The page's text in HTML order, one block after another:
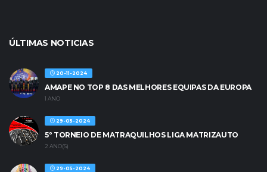
ÚLTIMAS NOTICIAS
20-11-2024
AMAPE NO TOP 8 DAS MELHORES EQUIPAS DA EUROPA
1 ANO
29-05-2024
5º TORNEIO DE MATRAQUILHOS LIGA MATRIZAUTO
2 ANO(S)
29-05-2024